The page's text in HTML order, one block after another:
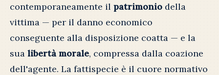
contemporaneamente il patrimonio della
vittima — per il danno economico
conseguente alla disposizione coatta — e la
sua libertà morale, compressa dalla coazione
dell'agente. La fattispecie è il cuore normativo